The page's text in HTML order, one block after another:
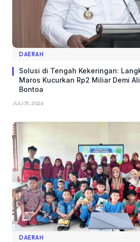
DAERAH
Solusi di Tengah Kekeringan:
Maros Kucurkan Rp2 Miliar Demi
Bontoa
JULI 31, 2026
DAERAH